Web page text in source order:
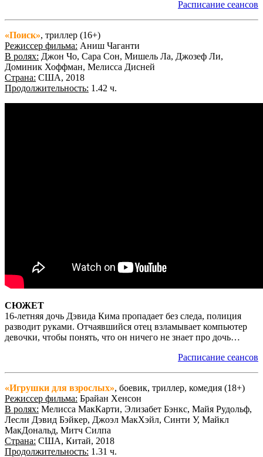
Расписание сеансов
«Поиск», триллер (16+)
Режиссер фильма: Аниш Чаганти
В ролях: Джон Чо, Сара Сон, Мишель Ла, Джозеф Ли,
Доминик Хоффман, Мелисса Дисней
Страна: США, 2018
Продолжительность: 1.42 ч.
СЮЖЕТ
16-летняя дочь Дэвида Кима пропадает без следа, полиция
разводит руками. Отчаявшийся отец взламывает компьютер
девочки, чтобы понять, что он ничего не знает про дочь…
Расписание сеансов
«Игрушки для взрослых», боевик, триллер, комедия (18+)
Режиссер фильма: Брайан Хенсон
В ролях: Мелисса МакКарти, Элизабет Бэнкс, Майя Рудольф,
Лесли Дэвид Бэйкер, Джоэл МакХэйл, Синти У, Майкл
МакДональд, Митч Силпа
Страна: США, Китай, 2018
Продолжительность: 1.31 ч.